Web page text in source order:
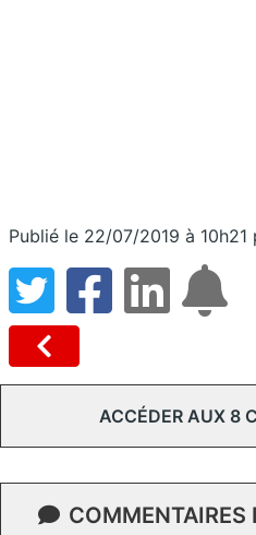
Publié le 22/07/2019 à 10h21
ACCÉDER AUX 8
COMMENTAIRES